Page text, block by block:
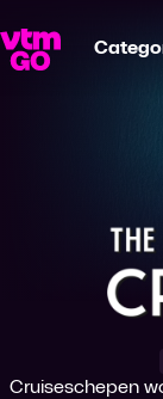
Cruiseschepen